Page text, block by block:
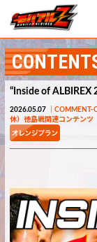
“Inside of ALBIREX
2026.05.07 COMMENT-
休）徳島戦関連コンテンツ